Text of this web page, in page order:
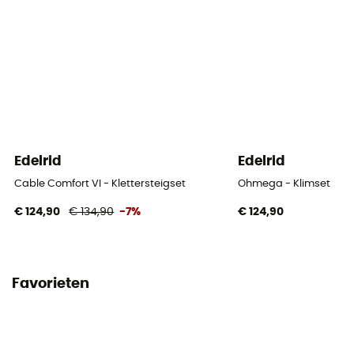
Edelrid
Cable Comfort VI - Klettersteigset
€ 124,90 € 134,90 -7%
Edelrid
Ohmega - Klimset
€ 124,90
Favorieten